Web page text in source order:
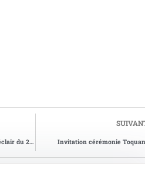
Article de presse – Nord éclair du 21/10/1994 Invitation cérémonie